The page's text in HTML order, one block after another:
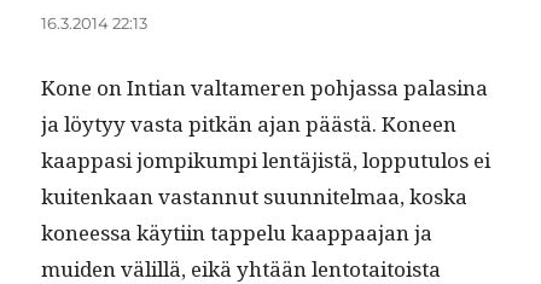
16.3.2014 22:13
Kone on Int­ian val­tameren poh­jas­sa palasi­na
ja löy­tyy vas­ta pitkän ajan päästä. Koneen
kaap­pasi jom­pikumpi lentäjistä, lop­putu­los ei
kuitenkaan vas­tan­nut suun­nitel­maa, kos­ka
koneessa käyti­in tap­pelu kaap­paa­jan ja
muiden välil­lä, eikä yhtään lento­taitoista